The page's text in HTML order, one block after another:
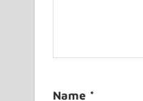
Name *